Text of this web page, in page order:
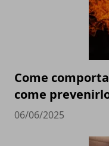
Come
come
06/06/2025